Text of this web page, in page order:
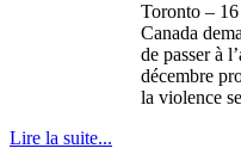
Toronto –
Canada
de passer à
décembre
la violence
Lire la suite...